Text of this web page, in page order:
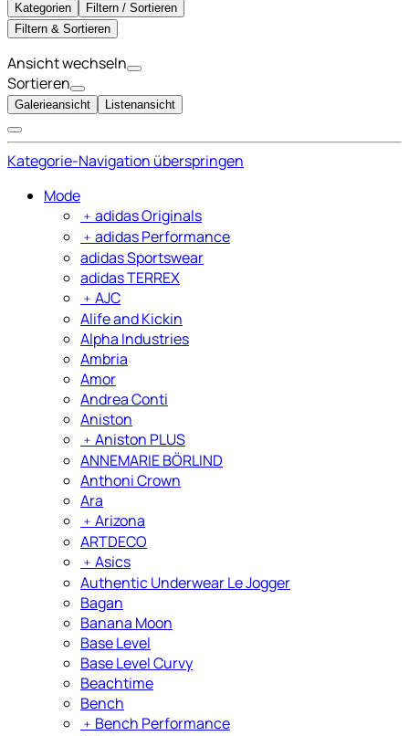
Kategorien
Filtern / Sortieren
Filtern & Sortieren
Ansicht wechseln
Sortieren
Galerieansicht Listenansicht
Kategorie-Navigation überspringen
Mode
﹢ adidas Originals
﹢ adidas Performance
adidas Sportswear
adidas TERREX
﹢ AJC
Alife and Kickin
Alpha Industries
Ambria
Amor
Andrea Conti
Aniston
﹢ Aniston PLUS
ANNEMARIE BÖRLIND
Anthoni Crown
Ara
﹢ Arizona
ARTDECO
﹢ Asics
Authentic Underwear Le Jogger
Bagan
Banana Moon
Base Level
Base Level Curvy
Beachtime
Bench
﹢ Bench Performance